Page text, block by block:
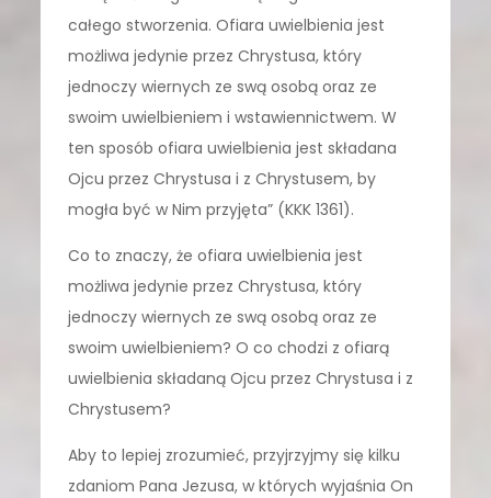
całego stworzenia. Ofiara uwielbienia jest
możliwa jedynie przez Chrystusa, który
jednoczy wiernych ze swą osobą oraz ze
swoim uwielbieniem i wstawiennictwem. W
ten sposób ofiara uwielbienia jest składana
Ojcu przez Chrystusa i z Chrystusem, by
mogła być w Nim przyjęta” (KKK 1361).
Co to znaczy, że ofiara uwielbienia jest
możliwa jedynie przez Chrystusa, który
jednoczy wiernych ze swą osobą oraz ze
swoim uwielbieniem? O co chodzi z ofiarą
uwielbienia składaną Ojcu przez Chrystusa i z
Chrystusem?
Aby to lepiej zrozumieć, przyjrzyjmy się kilku
zdaniom Pana Jezusa, w których wyjaśnia On